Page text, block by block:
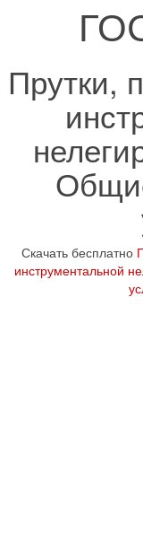
Прутки,
Скачать бесплатно
инструментальной